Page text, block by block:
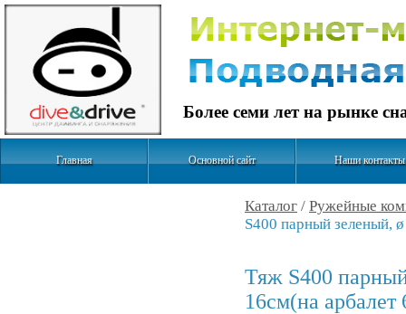
Более семи лет на рынке
Главная Основной сайт Наши контакты
Каталог / Ружейные
S400 парный зеленый,
Тяж S400
16см(на арбалет